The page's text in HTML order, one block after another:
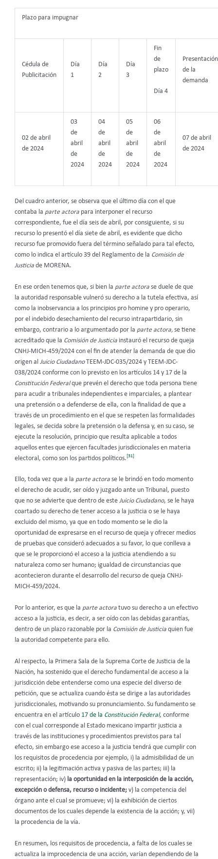
Plazo para impugnar
Cédula de
Publicitación
Día
1
Día
2
Día
3
Fin
de
plazo
Día 4
Presentación
de la
demanda
02 de abril
de 2024
03
de
abril
de
2024
04
de
abril
de
2024
05
de
abril
de
2024
06
de
abril
de
2024
07 de abril
de 2024
Del cuadro anterior, se observa que el último día con el que
contaba la parte actora para interponer el recurso
correspondiente, fue el día seis de abril, por consiguiente, si su
recurso lo presentó el día siete de abril, es evidente que dicho
recurso fue promovido fuera del término señalado para tal efecto,
como lo indica el artículo 39 del Reglamento de la Comisión de
Justicia de MORENA.
En ese orden tenemos que, si bien la parte actora se duele de que
la autoridad responsable vulneró su derecho a la tutela efectiva, así
como la inobservancia a los principios pro homine y pro operario,
por el indebido desechamiento del recurso intrapartidario, sin
embargo, contrario a lo argumentado por la parte actora, se tiene
acreditado que la Comisión de Justicia instauró el recurso de queja
CNHJ-MICH-459/2024 con el fin de atender la demanda de que dio
origen al
Juicio CiudadanoTEEM-JDC-035/2024 y TEEM-JDC-
038/2024 conforme con lo previsto en los artículos 14 y 17 de la
Constitución Federalque prevén el derecho que toda persona tiene
para acudir a tribunales independientes e imparciales, a plantear
una pretensión o a defenderse de ella, con la finalidad de que a
través de un procedimiento en el que se respeten las formalidades
legales, se decida sobre la pretensión o la defensa y, en su caso, se
ejecute la resolución, principio que resulta aplicable a todos
aquellos entes que ejercen facultades jurisdiccionales en materia
electoral, como son los partidos políticos. [31]
Ello, toda vez que a la parte actora se le brindó en todo momento
el derecho de acudir, ser oído y juzgado ante un Tribunal, puesto
que no se advierte que dentro de este Juicio Ciudadano, se le haya
coartado su derecho de tener acceso a la justicia o se le haya
excluido del mismo, ya que en todo momento se le dio la
oportunidad de expresarse en el recurso de queja y ofrecer medios
de pruebas que consideró adecuados a su favor, lo que conlleva a
que se le proporcionó el acceso a la justicia atendiendo a su
naturaleza como ser humano; igualdad de circunstancias que
acontecieron durante el desarrollo del recurso de queja CNHJ-
MICH-459/2024.
Por lo anterior, es que la parte actora tuvo su derecho a un efectivo
acceso a la justicia, es decir, a ser oído con las debidas garantías,
dentro de un plazo razonable por la Comisión de Justicia quien fue
la autoridad competente para ello.
Al respecto, la Primera Sala de la Suprema Corte de Justicia de la
Nación, ha sostenido que el derecho fundamental de acceso a la
jurisdicción debe entenderse como una especie del diverso de
petición, que se actualiza cuando ésta se dirige a las autoridades
jurisdiccionales, motivando su pronunciamiento. Su fundamento se
encuentra en el artículo 17 de la Constitución Federal, conforme
con el cual corresponde al Estado mexicano impartir justicia a
través de las instituciones y procedimientos previstos para tal
efecto, sin embargo ese acceso a la justicia tendrá que cumplir con
los requisitos de procedencia por ejemplo, i) la admisibilidad de un
escrito; ii) la legitimación activa y pasiva de las partes; iii) la
representación; iv) la oportunidad en la interposición de la acción,
excepción o defensa, recurso o incidente; v) la competencia del
órgano ante el cual se promueve; vi) la exhibición de ciertos
documentos de los cuales depende la existencia de la acción; y, vii)
la procedencia de la vía.
En resumen, los requisitos de procedencia, a falta de los cuales se
actualiza la improcedencia de una acción, varían dependiendo de la